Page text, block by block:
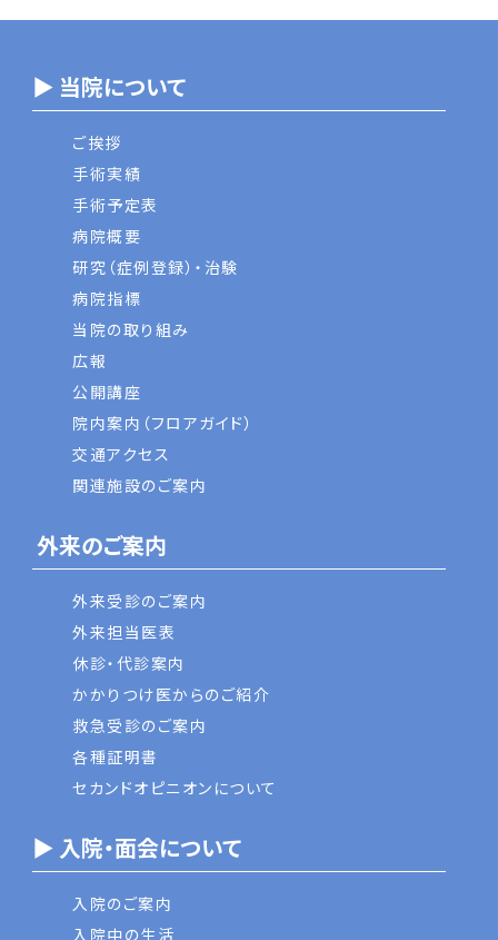
▶ 当院について
ご挨拶
手術実績
手術予定表
病院概要
研究（症例登録）・治験
病院指標
当院の取り組み
広報
公開講座
院内案内（フロアガイド）
交通アクセス
関連施設のご案内
外来のご案内
外来受診のご案内
外来担当医表
休診・代診案内
かかりつけ医からのご紹介
救急受診のご案内
各種証明書
セカンドオピニオンについて
▶ 入院・面会について
入院のご案内
入院中の生活